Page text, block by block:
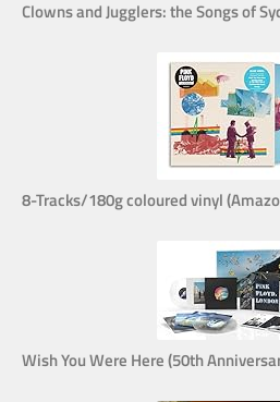
Clowns and Jugglers: the Songs of
8-Tracks/180g coloured vinyl
Wish You Were Here (50th